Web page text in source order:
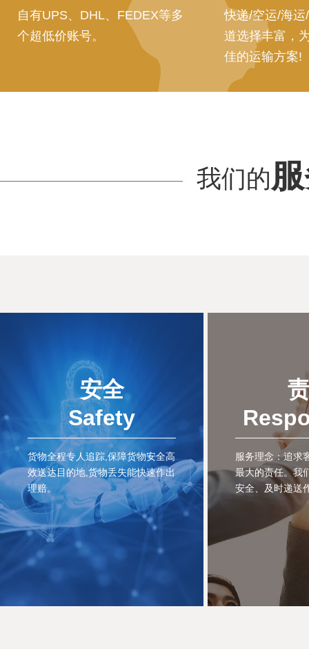
自有UPS、DHL、FEDEX等多
个超低价账号。
快递/空运/海
道选择丰富，
佳的运输方案!
我们的
安全
Safety
货物全程专人追踪,保障货物安全高
效送达目的地,货物丢失能快速作出
理赔。
服务理念：追求
最大的责任。我
安全、及时递送